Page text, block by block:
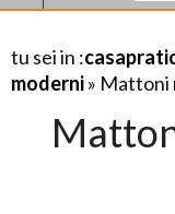
tu sei in :
moderni»